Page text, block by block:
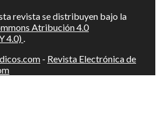
revista se distribuyen bajo la
Atribución 4.0
4.0) .
- Revista Electrónica de